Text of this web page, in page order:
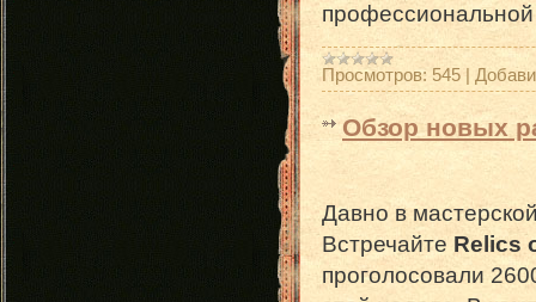
Просмотров: 545
Обзор новых
Давно в
Встречайте Relics
проголосовали